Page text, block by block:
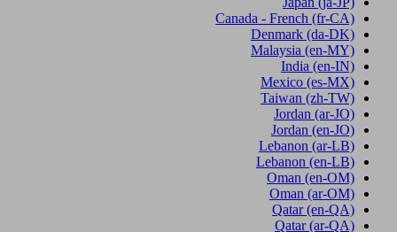
Canada - French (fr-CA)
Denmark (da-DK)
Malaysia (en-MY)
India (en-IN)
Mexico (es-MX)
Taiwan (zh-TW)
Jordan (ar-JO)
Jordan (en-JO)
Lebanon (ar-LB)
Lebanon (en-LB)
Oman (en-OM)
Oman (ar-OM)
Qatar (en-QA)
Qatar (ar-QA)